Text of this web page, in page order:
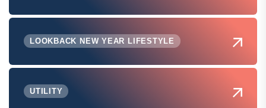
LOOKBACK NEW YEAR LIFESTYLE
UTILITY